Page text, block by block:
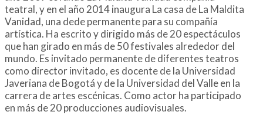
teatral, y en el año 2014 inaugura La casa de La Maldita
Vanidad, una dede permanente para su compañía
artística. Ha escrito y dirigido más de 20 espectáculos
que han girado en más de 50 festivales alrededor del
mundo. Es invitado permanente de diferentes teatros
como director invitado, es docente de la Universidad
Javeriana de Bogotá y de la Universidad del Valle en la
carrera de artes escénicas. Como actor ha participado
en más de 20 producciones audiovisuales.